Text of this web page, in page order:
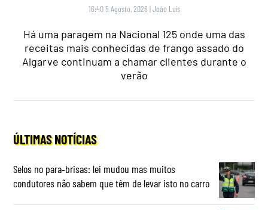
16:40 5 Agosto, 2026 |João Luís
Há uma paragem na Nacional 125 onde uma das
receitas mais conhecidas de frango assado do
Algarve continuam a chamar clientes durante o
verão
ÚLTIMAS NOTÍCIAS
Selos no para‑brisas: lei mudou mas muitos
condutores não sabem que têm de levar isto no carro